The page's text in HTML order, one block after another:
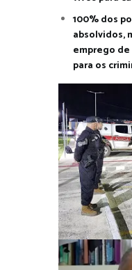
100% dos
absolvidos,
emprego
para os